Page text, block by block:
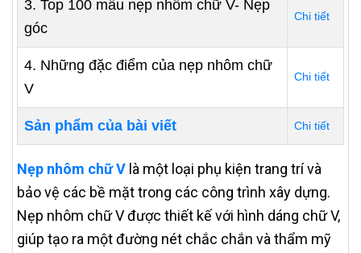
3. Top 100 mẫu nẹp nhôm chữ V- Nẹp
góc
Chi tiết
4. Những đặc điểm của nẹp nhôm chữ
V
Chi tiết
Sản phẩm của bài viết Chi tiết
Nẹp nhôm chữ V là một loại phụ kiện trang trí và
bảo vệ các bề mặt trong các công trình xây dựng.
Nẹp nhôm chữ V được thiết kế với hình dáng chữ V,
giúp tạo ra một đường nét chắc chắn và thẩm mỹ